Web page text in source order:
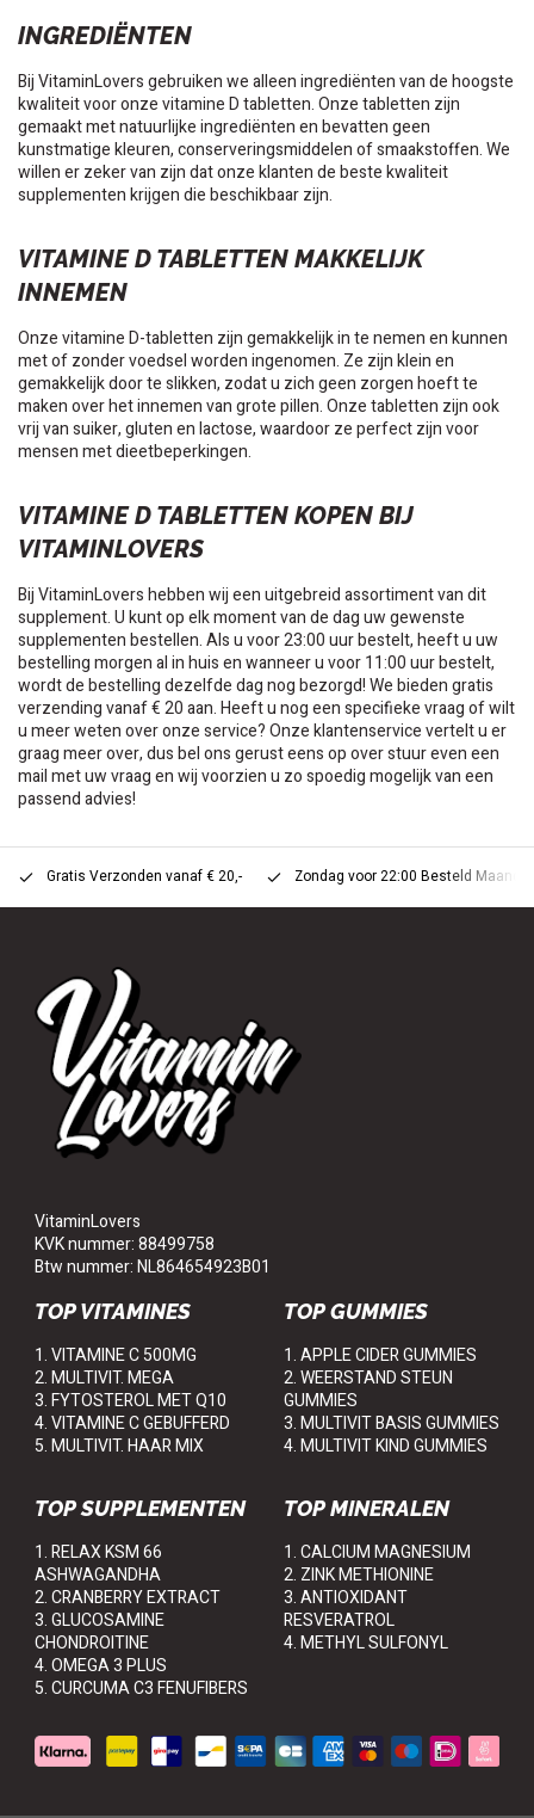
INGREDIËNTEN
Bij VitaminLovers gebruiken we alleen ingrediënten van de hoogste
kwaliteit voor onze vitamine D tabletten. Onze tabletten zijn
gemaakt met natuurlijke ingrediënten en bevatten geen
kunstmatige kleuren, conserveringsmiddelen of smaakstoffen. We
willen er zeker van zijn dat onze klanten de beste kwaliteit
supplementen krijgen die beschikbaar zijn.
VITAMINE D TABLETTEN MAKKELIJK
INNEMEN
Onze vitamine D-tabletten zijn gemakkelijk in te nemen en kunnen
met of zonder voedsel worden ingenomen. Ze zijn klein en
gemakkelijk door te slikken, zodat u zich geen zorgen hoeft te
maken over het innemen van grote pillen. Onze tabletten zijn ook
vrij van suiker, gluten en lactose, waardoor ze perfect zijn voor
mensen met dieetbeperkingen.
VITAMINE D TABLETTEN KOPEN BIJ
VITAMINLOVERS
Bij VitaminLovers hebben wij een uitgebreid assortiment van dit
supplement. U kunt op elk moment van de dag uw gewenste
supplementen bestellen. Als u voor 23:00 uur bestelt, heeft u uw
bestelling morgen al in huis en wanneer u voor 11:00 uur bestelt,
wordt de bestelling dezelfde dag nog bezorgd! We bieden gratis
verzending vanaf € 20 aan. Heeft u nog een specifieke vraag of wilt
u meer weten over onze service? Onze klantenservice vertelt u er
graag meer over, dus bel ons gerust eens op over stuur even een
mail met uw vraag en wij voorzien u zo spoedig mogelijk van een
passend advies!
Gratis Verzonden vanaf € 20,- Zondag voor 22:00 Besteld
VitaminLovers
KVK nummer: 88499758
Btw nummer: NL864654923B01
TOP VITAMINES
1. VITAMINE C 500MG
2. MULTIVIT. MEGA
3. FYTOSTEROL MET Q10
4. VITAMINE C GEBUFFERD
5. MULTIVIT. HAAR MIX
TOP GUMMIES
1. APPLE CIDER GUMMIES
2. WEERSTAND STEUN
GUMMIES
3. MULTIVIT BASIS GUMMIES
4. MULTIVIT KIND GUMMIES
TOP SUPPLEMENTEN
1. RELAX KSM 66
ASHWAGANDHA
2. CRANBERRY EXTRACT
3. GLUCOSAMINE
CHONDROITINE
4. OMEGA 3 PLUS
5. CURCUMA C3 FENUFIBERS
TOP MINERALEN
1. CALCIUM MAGNESIUM
2. ZINK METHIONINE
3. ANTIOXIDANT
RESVERATROL
4. METHYL SULFONYL